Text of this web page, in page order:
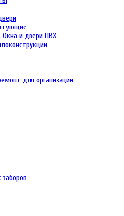
Окна и двери ПВХ
для организации